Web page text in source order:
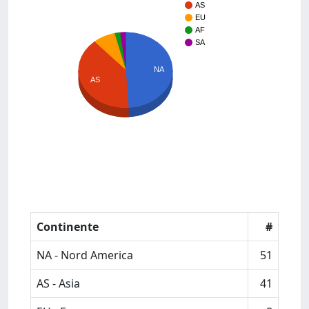
AS
EU
AF
SA
NA
AS
Continente
#
NA - Nord America
51
AS - Asia
41